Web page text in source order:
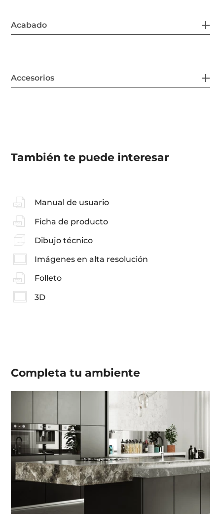
Acabado
Accesorios
También te puede interesar
Manual de usuario
Ficha de producto
Dibujo técnico
Imágenes en alta resolución
Folleto
3D
Completa tuambiente